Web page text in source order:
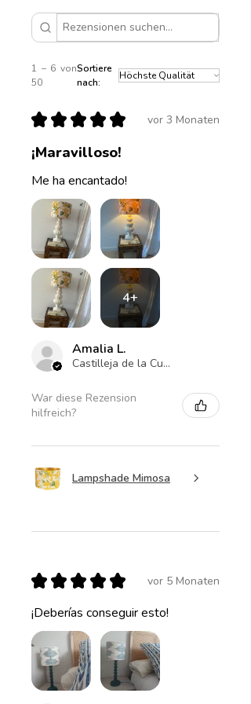
25cm
Durchmesser 40cm, Höhe
1 – 6 von
50
Sortiere
nach:
★ ★ ★ ★ ★ vor 3 Monaten
¡Maravilloso!
Me ha encantado!
4+
Amalia L.
Castilleja de la Cuesta , ES-AN
War diese Rezension
hilfreich?
Lampshade Mimosa
★ ★ ★ ★ ★ vor 5 Monaten
¡Deberías conseguir esto!